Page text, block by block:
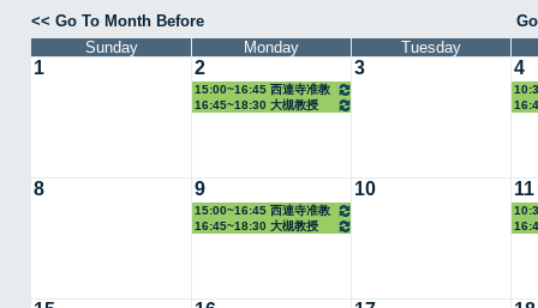
<< Go To Month Before
Sunday
Monday Tuesday
1 2
15:00~16:45 西連寺准教
授
16:45~18:30 大槻教授
3 4
8 9
15:00~16:45 西連寺准教
授
16:45~18:30 大槻教授
10 11